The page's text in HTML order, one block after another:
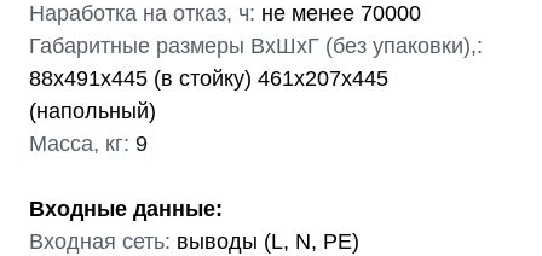
Наработка на отказ, ч: не менее 70000
Габаритные размеры ВхШхГ (без упаковки),:
88х491х445 (в стойку) 461х207х445
(напольный)
Масса, кг: 9
Входные данные:
Входная сеть: выводы (L, N, PE)